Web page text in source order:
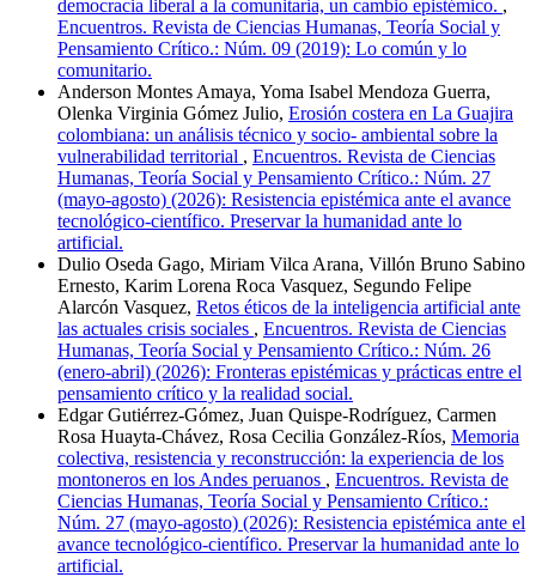
democracia liberal a la comunitaria, un cambio epistémico. ,
Encuentros. Revista de Ciencias Humanas, Teoría Social y
Pensamiento Crítico.: Núm. 09 (2019): Lo común y lo
comunitario.
Anderson Montes Amaya, Yoma Isabel Mendoza Guerra,
Olenka Virginia Gómez Julio, Erosión costera en La Guajira
colombiana: un análisis técnico y socio- ambiental sobre la
vulnerabilidad territorial , Encuentros. Revista de Ciencias
Humanas, Teoría Social y Pensamiento Crítico.: Núm. 27
(mayo-agosto) (2026): Resistencia epistémica ante el avance
tecnológico-científico. Preservar la humanidad ante lo
artificial.
Dulio Oseda Gago, Miriam Vilca Arana, Villón Bruno Sabino
Ernesto, Karim Lorena Roca Vasquez, Segundo Felipe
Alarcón Vasquez, Retos éticos de la inteligencia artificial ante
las actuales crisis sociales , Encuentros. Revista de Ciencias
Humanas, Teoría Social y Pensamiento Crítico.: Núm. 26
(enero-abril) (2026): Fronteras epistémicas y prácticas entre el
pensamiento crítico y la realidad social.
Edgar Gutiérrez-Gómez, Juan Quispe-Rodríguez, Carmen
Rosa Huayta-Chávez, Rosa Cecilia González-Ríos, Memoria
colectiva, resistencia y reconstrucción: la experiencia de los
montoneros en los Andes peruanos , Encuentros. Revista de
Ciencias Humanas, Teoría Social y Pensamiento Crítico.:
Núm. 27 (mayo-agosto) (2026): Resistencia epistémica ante el
avance tecnológico-científico. Preservar la humanidad ante lo
artificial.